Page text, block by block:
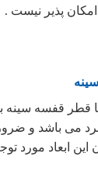
پذیر نیست .
قطر قفسه سینه
می باشد و
ابعاد مورد